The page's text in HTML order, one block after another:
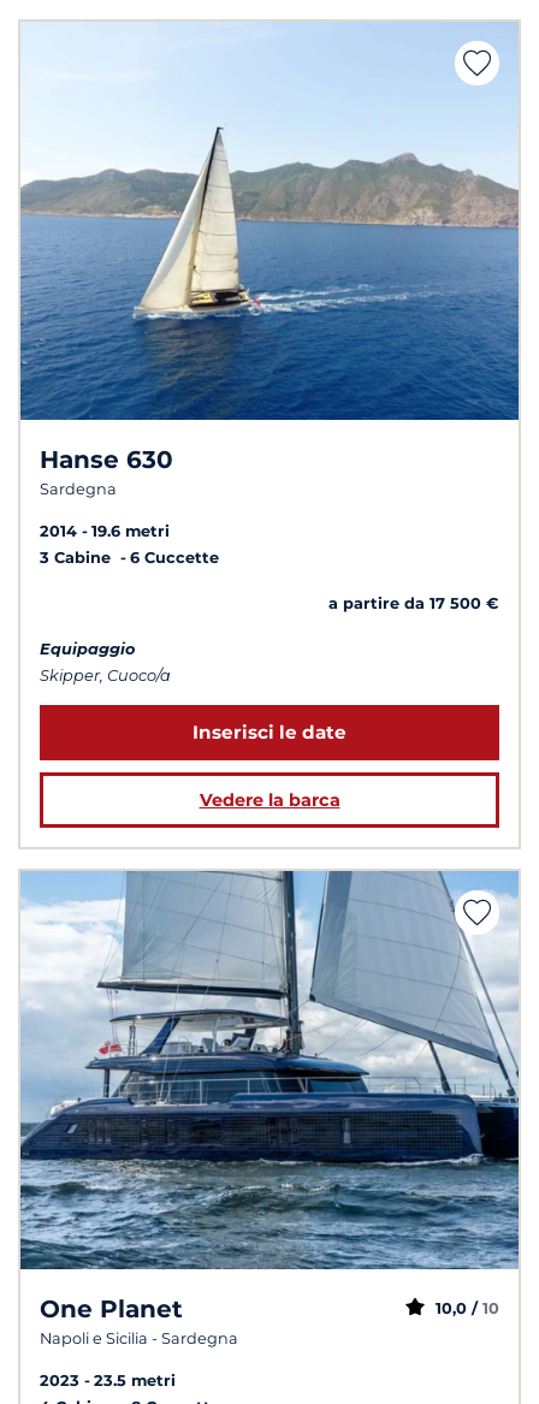
Hanse 630
Sardegna
2014
19.6 metri
3 Cabine
6 Cuccette
a partire da 17 500 €
Equipaggio
Skipper, Cuoco/a
Inserisci le date
Vedere la barca
One Planet
Napoli e Sicilia - Sardegna
10,0 / 10
2023
23.5 metri